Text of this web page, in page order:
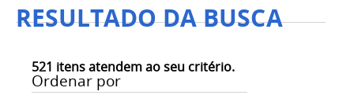
RESULTADO DA BUSCA
521 itens atendem ao seu critério.
Ordenar por